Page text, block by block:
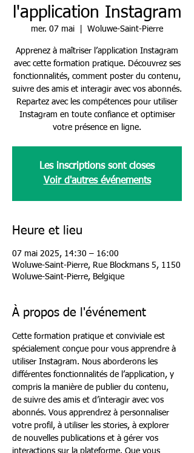
l'application Instagram
mer. 07 mai Woluwe-Saint-Pierre
Apprenez à maîtriser l’application Instagram
avec cette formation pratique. Découvrez ses
fonctionnalités, comment poster du contenu,
suivre des amis et interagir avec vos abonnés.
Repartez avec les compétences pour utiliser
Instagram en toute confiance et optimiser
votre présence en ligne.
Les inscriptions sont closes
Voir d'autres événements
Heure et lieu
07 mai 2025, 14:30 – 16:00
Woluwe-Saint-Pierre, Rue Blockmans 5, 1150
Woluwe-Saint-Pierre, Belgique
À propos de l'événement
Cette formation pratique et conviviale est
spécialement conçue pour vous apprendre à
utiliser Instagram. Nous aborderons les
différentes fonctionnalités de l’application, y
compris la manière de publier du contenu,
de suivre des amis et d’interagir avec vos
abonnés. Vous apprendrez à personnaliser
votre profil, à utiliser les stories, à explorer
de nouvelles publications et à gérer vos
interactions sur la plateforme. Que vous